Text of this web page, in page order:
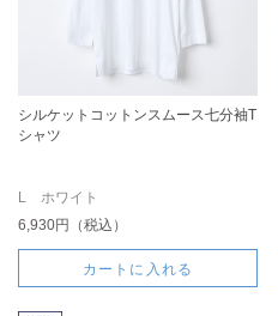
シルケットコットンスムース七分袖T
シャツ
L ホワイト
6,930円（税込）
カートに入れる